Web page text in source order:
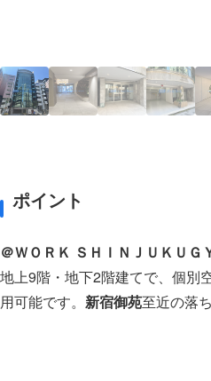
ポイント
＠ＷＯＲＫ ＳＨＩＮＪＵＫＵＧ
地上9階・地下2階建てで、個別
用可能です。 新宿御苑至近の落